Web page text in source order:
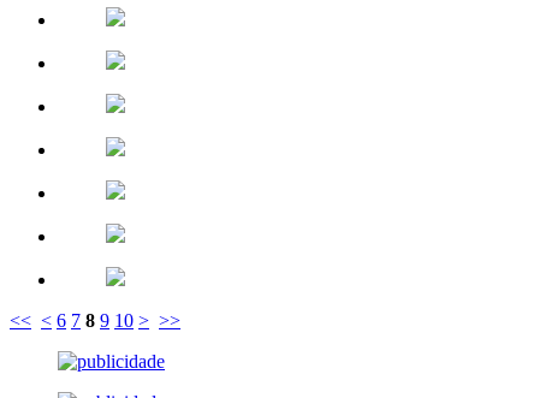
<< < 6 7 8 9 10 > >>